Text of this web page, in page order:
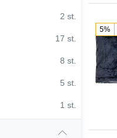
2 st.
17 st.
8 st.
5 st.
1 st.
5%